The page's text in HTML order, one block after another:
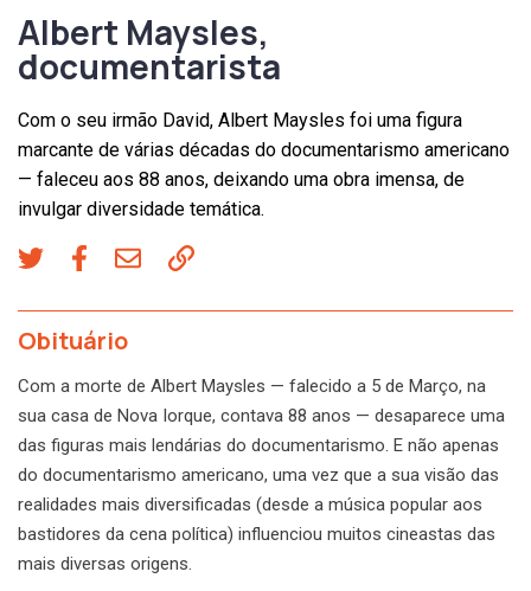
Albert Maysles,
documentarista
Com o seu irmão David, Albert Maysles foi uma figura
marcante de várias décadas do documentarismo americano
— faleceu aos 88 anos, deixando uma obra imensa, de
invulgar diversidade temática.
Obituário
Com a morte de Albert Maysles — falecido a 5 de Março, na
sua casa de Nova Iorque, contava 88 anos — desaparece uma
das figuras mais lendárias do documentarismo. E não apenas
do documentarismo americano, uma vez que a sua visão das
realidades mais diversificadas (desde a música popular aos
bastidores da cena política) influenciou muitos cineastas das
mais diversas origens.